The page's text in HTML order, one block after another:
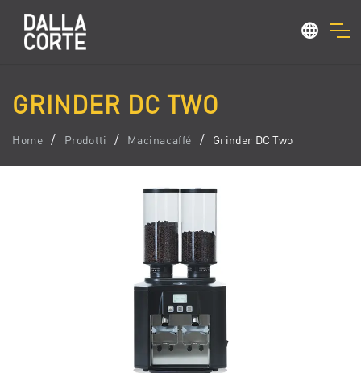
GRINDER DC TWO
Home Prodotti Macinacaffé Grinder DC Two